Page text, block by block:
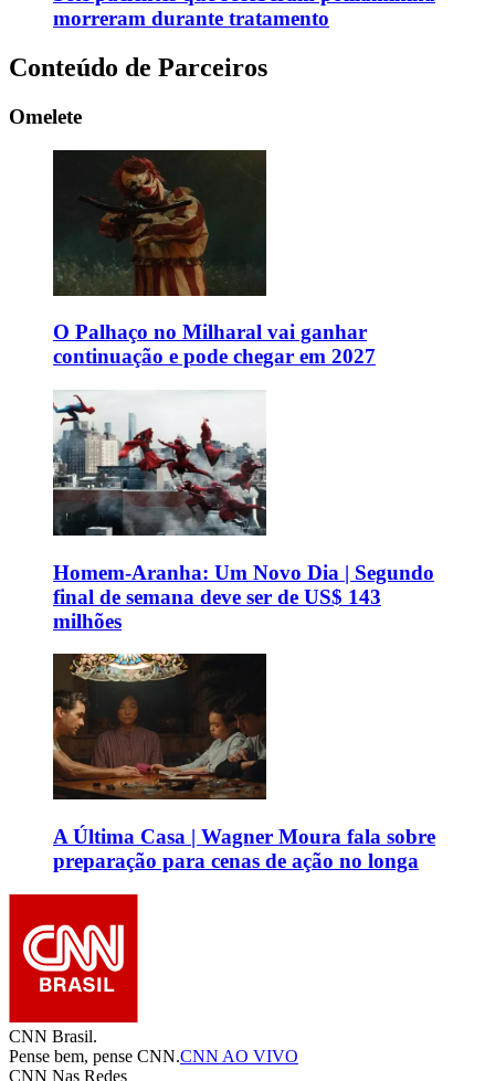
morreram durante tratamento
Conteúdo de Parceiros
Omelete
O Palhaço no Milharal vai ganhar
continuação e pode chegar em 2027
Homem-Aranha: Um Novo Dia | Segundo
final de semana deve ser de US$ 143
milhões
A Última Casa | Wagner Moura fala sobre
preparação para cenas de ação no longa
CNN Brasil.
Pense bem, pense CNN.CNN AO VIVO
CNN Nas Redes